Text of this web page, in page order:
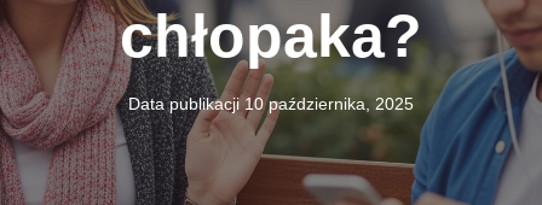
chłopaka?
Data publikacji 10 października, 2025